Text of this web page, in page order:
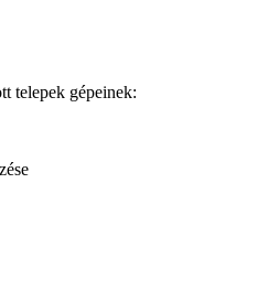
telepek gépeinek: